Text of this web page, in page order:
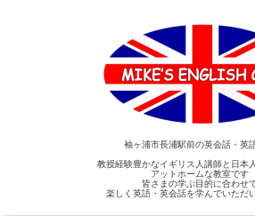
袖ヶ浦市長浦駅前の英会話・英
教授経験豊かなイギリス人講師と日本
アットホームな教室です
皆さまの学ぶ目的に合わせ
楽しく英語・英会話を学んでいただ